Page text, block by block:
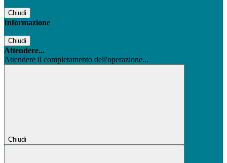
Chiudi
Informazione
Chiudi
Attendere...
Attendere il completamento dell'operazione...
Chiudi